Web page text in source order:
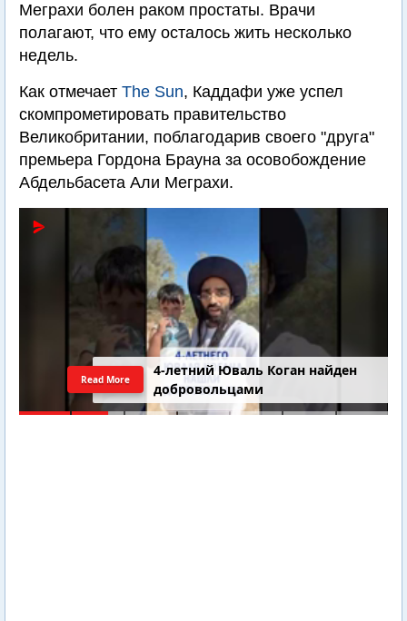
Меграхи болен раком простаты. Врачи
полагают, что ему осталось жить несколько
недель.
Как отмечает The Sun, Каддафи уже успел
скомпрометировать правительство
Великобритании, поблагодарив своего "друга"
премьера Гордона Брауна за осовобождение
Абдельбасета Али Меграхи.
4-летний Юваль Коган найден
добровольцами
Read More